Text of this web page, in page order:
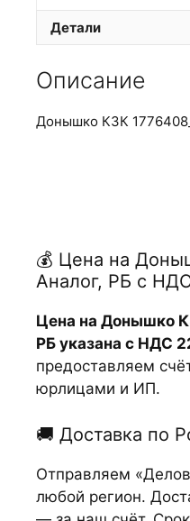
Детали
Описание
Донышко КЗК
💰 Цена на
Аналог, РБ с
Цена на Донышко
РБ указана с НДС
предоставляем
юрлицами и ИП.
🚚 Доставка по
Отправляем
любой регион.